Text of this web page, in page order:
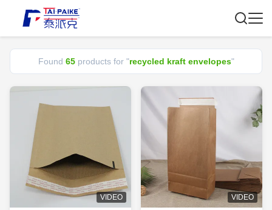
Found 65products for "recycled kraft envelopes"
VIDEO VIDEO